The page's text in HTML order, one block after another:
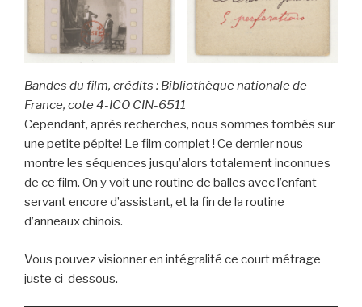
Bandes du film, crédits : Bibliothèque nationale de
France, cote 4-ICO CIN-6511
Cependant, après recherches, nous sommes tombés sur
une petite pépite! Le film complet! Ce dernier nous
montre les séquences jusqu’alors totalement inconnues
de ce film. On y voit une routine de balles avec l’enfant
servant encore d’assistant, et la fin de la routine
d’anneaux chinois.
Vous pouvez visionner en intégralité ce court métrage
juste ci-dessous.